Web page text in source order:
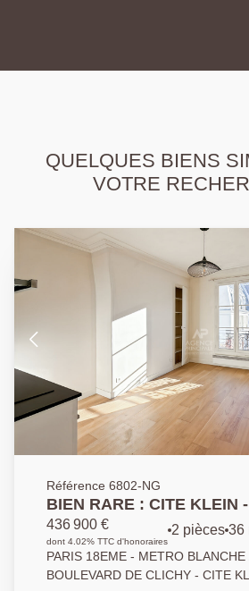
QUELQUES BIENS
VOTRE
Référence 6802-NG
BIEN RARE : CITE KLEIN -
APPARTEMENT DE DEUX
436 900 €
dont 4.02% TTC d'honoraires
2 pièces 36
PARIS 18EME - METRO BLANCHE
BOULEVARD DE CLICHY - CITE KLEIN.